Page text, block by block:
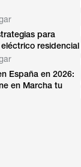
para
residencial
España en 2026:
en Marcha tu